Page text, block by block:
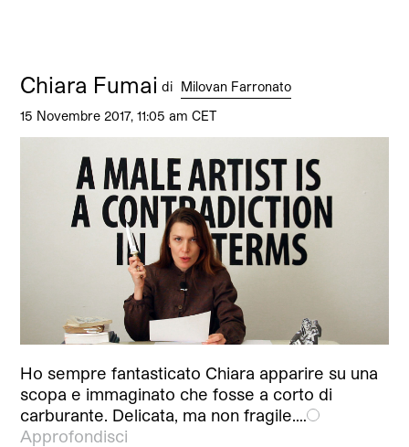
Chiara Fumai di Milovan Farronato
15 Novembre 2017, 11:05 am CET
Ho sempre fantasticato Chiara apparire su una
scopa e immaginato che fosse a corto di
carburante. Delicata, ma non fragile.…
Approfondisci